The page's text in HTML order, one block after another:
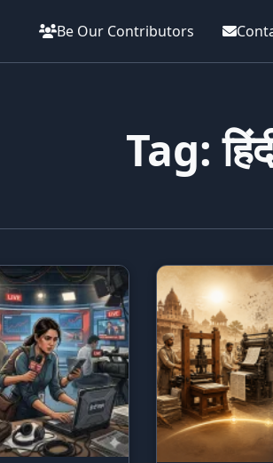
Be Our Contributors
Tag: